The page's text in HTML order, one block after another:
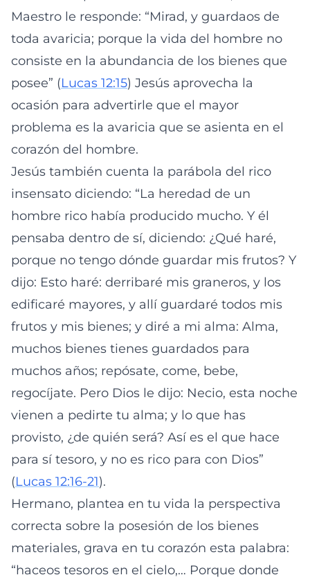
Maestro le responde: “Mirad, y guardaos de
toda avaricia; porque la vida del hombre no
consiste en la abundancia de los bienes que
posee” (Lucas 12:15) Jesús aprovecha la
ocasión para advertirle que el mayor
problema es la avaricia que se asienta en el
corazón del hombre.
Jesús también cuenta la parábola del rico
insensato diciendo: “La heredad de un
hombre rico había producido mucho. Y él
pensaba dentro de sí, diciendo: ¿Qué haré,
porque no tengo dónde guardar mis frutos? Y
dijo: Esto haré: derribaré mis graneros, y los
edificaré mayores, y allí guardaré todos mis
frutos y mis bienes; y diré a mi alma: Alma,
muchos bienes tienes guardados para
muchos años; repósate, come, bebe,
regocíjate. Pero Dios le dijo: Necio, esta noche
vienen a pedirte tu alma; y lo que has
provisto, ¿de quién será? Así es el que hace
para sí tesoro, y no es rico para con Dios”
(Lucas 12:16-21).
Hermano, plantea en tu vida la perspectiva
correcta sobre la posesión de los bienes
materiales, grava en tu corazón esta palabra:
“haceos tesoros en el cielo,… Porque donde